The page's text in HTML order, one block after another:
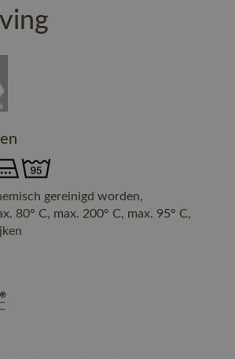
gereinigd worden,
80° C, max. 200° C, max. 95° C,